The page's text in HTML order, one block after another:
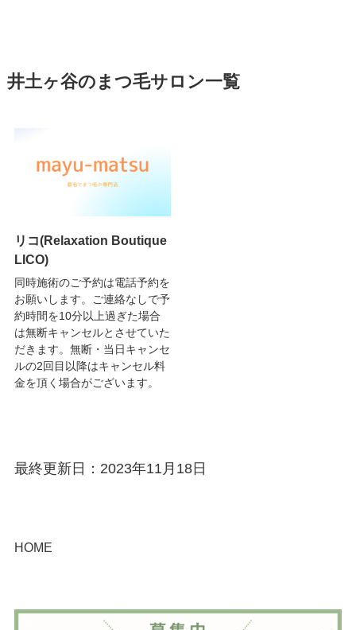
井土ヶ谷のまつ毛サロン一覧
リコ(Relaxation Boutique
LICO)
同時施術のご予約は電話予約を
お願いします。ご連絡なしで予
約時間を10分以上過ぎた場合
は無断キャンセルとさせていた
だきます。無断・当日キャンセ
ルの2回目以降はキャンセル料
金を頂く場合がございます。
最終更新日：2023年11月18日
HOME